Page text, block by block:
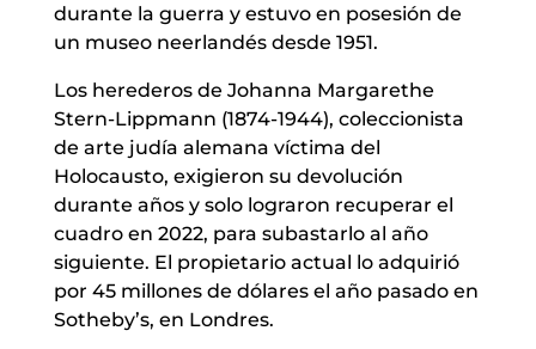
durante la guerra y estuvo en posesión de
un museo neerlandés desde 1951.
Los herederos de Johanna Margarethe
Stern-Lippmann (1874-1944), coleccionista
de arte judía alemana víctima del
Holocausto, exigieron su devolución
durante años y solo lograron recuperar el
cuadro en 2022, para subastarlo al año
siguiente. El propietario actual lo adquirió
por 45 millones de dólares el año pasado en
Sotheby’s, en Londres.